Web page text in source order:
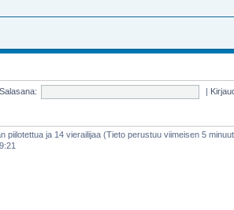
Salasana: |
piilotettua ja 14 vierailijaa (Tieto perustuu viimeisen 5